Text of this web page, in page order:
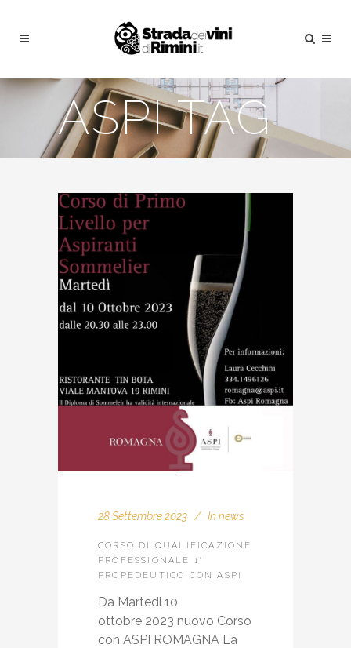
ASPI TAG
28 Settembre 2023 In news
CORSO DI QUALIFICAZIONE
PROFESSIONALE 1°
PROPEDEUTICO CON ASPI
Da Martedi 10
ottobre 2023 nuovo Corso
con ASPI ROMAGNA La